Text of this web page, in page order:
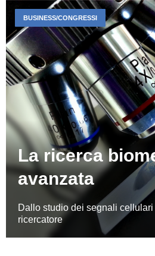
La ricerca
avanzata
Dallo studio dei segnali cellulari
ricercatore
BUSINESS/CONGRESSI